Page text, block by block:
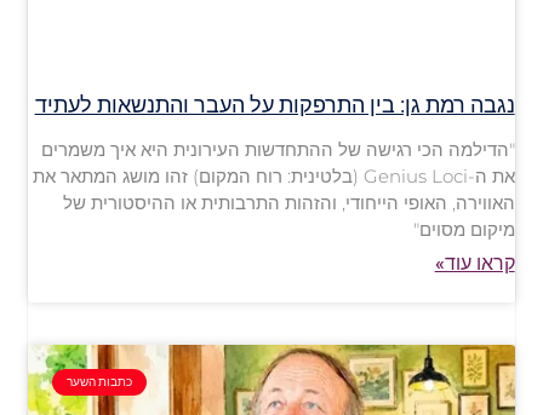
נגבה רמת גן: בין התרפקות על העבר והתנשאות לעתיד
"הדילמה הכי רגישה של ההתחדשות העירונית היא איך משמרים
את ה-Genius Loci (בלטינית: רוח המקום) זהו מושג המתאר את
האווירה, האופי הייחודי, והזהות התרבותית או ההיסטורית של
מיקום מסוים"
קראו עוד»
כתבות השער